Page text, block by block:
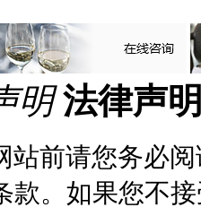
明 法律声
前请您务必
。 如果您不